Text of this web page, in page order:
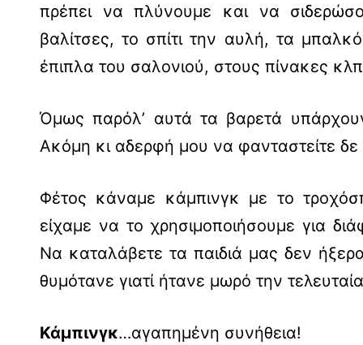
πρέπει να πλύνουμε και να
βαλίτσες, το σπίτι την αυλή, τα
έπιπλα του σαλονιού, στους πίνακες
Όμως παρόλ’ αυτά τα βαρετά
Ακόμη κι αδερφή μου να φανταστείτε δε
Φέτος κάναμε κάμπινγκ με το
είχαμε να το χρησιμοποιήσουμε για
Να καταλάβετε τα παιδιά μας δεν
θυμότανε γιατί ήτανε μωρό την
Κάμπινγκ…αγαπημένη συνήθεια!